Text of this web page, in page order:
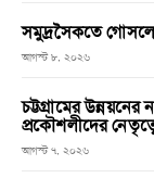
সমুদ্রসৈকতে গোসলে
আগস্ট ৮, ২০২৬
চট্টগ্রামের
প্রকৌশলীদের
আগস্ট ৭, ২০২৬